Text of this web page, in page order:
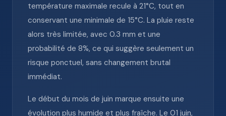
température maximale recule à 21°C, tout en
conservant une minimale de 15°C. La pluie reste
alors très limitée, avec 0.3 mm et une
probabilité de 8%, ce qui suggère seulement un
risque ponctuel, sans changement brutal
immédiat.
Le début du mois de juin marque ensuite une
évolution plus humide et plus fraîche. Le 01 juin,